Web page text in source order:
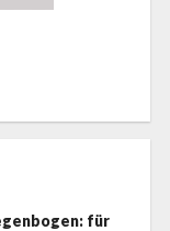
für